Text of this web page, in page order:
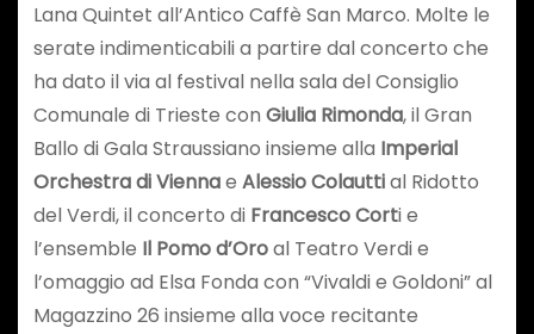
Lana Quintet all’Antico Caffè San Marco. Molte le
serate indimenticabili a partire dal concerto che
ha dato il via al festival nella sala del Consiglio
Comunale di Trieste con Giulia Rimonda, il Gran
Ballo di Gala Straussiano insieme alla Imperial
Orchestra di Viennae Alessio Colauttial Ridotto
del Verdi, il concerto di Francesco Corti e
l’ensemble Il Pomo d’Oroal Teatro Verdi e
l’omaggio ad Elsa Fonda con “Vivaldi e Goldoni” al
Magazzino 26 insieme alla voce recitante